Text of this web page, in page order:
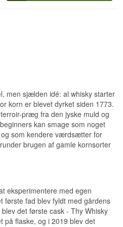
del af at forstå et destilleri, da det
karakter uden fadenes
med god vedholdenhed. Eq, lidt
Whisky Shared Cask No 86
Thy Whisky
Thy, Danmark
Single Malt Whisky
CL
Ja
· Shared Cask · Rig malt · Honning · Eg
en mere tilgængelig styrke for en
udtryk uden at kræve fortynding. Fad
Kræmmer er et enkelt fad og
i naturligt begrænset antal.
kompleks med honning, lette
og balanceret med sød malt, let eg,
og en blød krydret note i bagrunden.
men sjælden idé: al whisky starter
korn er blevet dyrket siden 1773.
præg fra den jyske muld og
kan smage som noget
som kendere værdsætter for
brugen af gamle kornsorter
eksperimentere med egen
første fad blev fyldt med gårdens
det første cask - Thy Whisky
på flaske, og i 2019 blev det